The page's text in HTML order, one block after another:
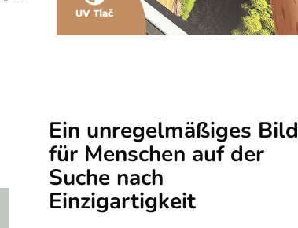
Ein unregelmäßiges Bild
für Menschen auf der
Suche nach
Einzigartigkeit